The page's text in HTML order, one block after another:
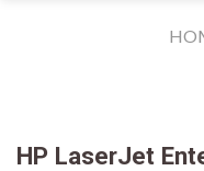
HP LaserJet